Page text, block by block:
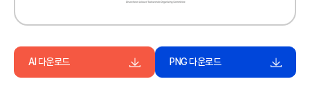
AI 다운로드 PNG 다운로드